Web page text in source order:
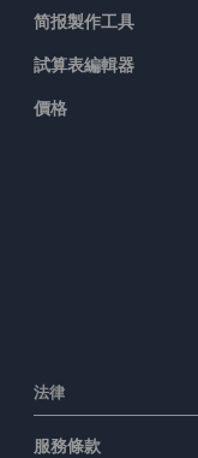
简报製作工具
試算表編輯器
價格
法律
服務條款